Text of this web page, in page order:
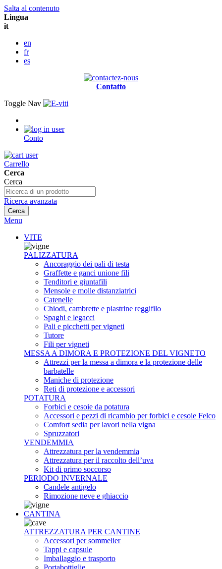
Salta al contenuto
Lingua
it
en
fr
es
Contatto
Toggle Nav
Conto
Carrello
Cerca
Cerca
Ricerca avanzata
Cerca
Menu
VITE
PALIZZATURA
Ancoraggio dei pali di testa
Graffette e ganci unione fili
Tenditori e giuntafili
Mensole e molle distanziatrici
Catenelle
Chiodi, cambrette e piastrine reggifilo
Spaghi e legacci
Pali e picchetti per vigneti
Tutore
Fili per vigneti
MESSA A DIMORA E PROTEZIONE DEL VIGNETO
Attrezzi per la messa a dimora e la protezione delle
barbatelle
Maniche di protezione
Reti di protezione e accessori
POTATURA
Forbici e cesoie da potatura
Accessori e pezzi di ricambio per forbici e cesoie Felco
Comfort sedia per lavori nella vigna
Spruzzatori
VENDEMMIA
Attrezzatura per la vendemmia
Attrezzatura per il raccolto dell’uva
Kit di primo soccorso
PERIODO INVERNALE
Candele antigelo
Rimozione neve e ghiaccio
CANTINA
ATTREZZATURA PER CANTINE
Accessori per sommelier
Tappi e capsule
Imballaggio e trasporto
Portabottiglie